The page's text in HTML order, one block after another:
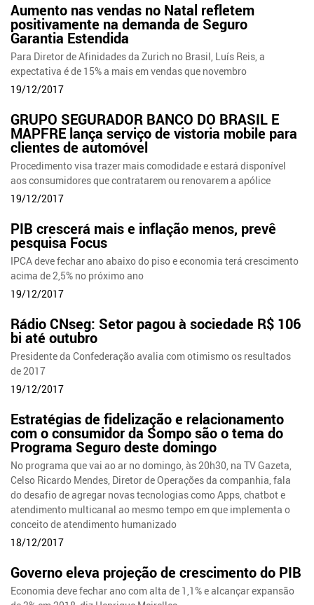
Aumento nas vendas no Natal refletem
positivamente na demanda de Seguro
Garantia Estendida
Para Diretor de Afinidades da Zurich no Brasil, Luís Reis, a
expectativa é de 15% a mais em vendas que novembro
19/12/2017
GRUPO SEGURADOR BANCO DO BRASIL E
MAPFRE lança serviço de vistoria mobile para
clientes de automóvel
Procedimento visa trazer mais comodidade e estará disponível
aos consumidores que contratarem ou renovarem a apólice
19/12/2017
PIB crescerá mais e inflação menos, prevê
pesquisa Focus
IPCA deve fechar ano abaixo do piso e economia terá crescimento
acima de 2,5% no próximo ano
19/12/2017
Rádio CNseg: Setor pagou à sociedade R$ 106
bi até outubro
Presidente da Confederação avalia com otimismo os resultados
de 2017
19/12/2017
Estratégias de fidelização e relacionamento
com o consumidor da Sompo são o tema do
Programa Seguro deste domingo
No programa que vai ao ar no domingo, às 20h30, na TV Gazeta,
Celso Ricardo Mendes, Diretor de Operações da companhia, fala
do desafio de agregar novas tecnologias como Apps, chatbot e
atendimento multicanal ao mesmo tempo em que implementa o
conceito de atendimento humanizado
18/12/2017
Governo eleva projeção de crescimento do PIB
Economia deve fechar ano com alta de 1,1% e alcançar expansão